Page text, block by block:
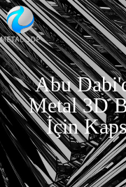
Abu
Metal 3D
İçin